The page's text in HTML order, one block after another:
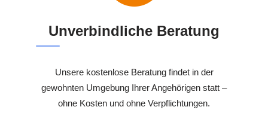
Unverbindliche Beratung
Unsere kostenlose Beratung findet in der
gewohnten Umgebung Ihrer Angehörigen statt –
ohne Kosten und ohne Verpflichtungen.